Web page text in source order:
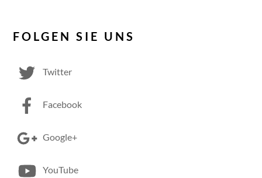
FOLGEN SIE UNS
Twitter
Facebook
Google+
YouTube